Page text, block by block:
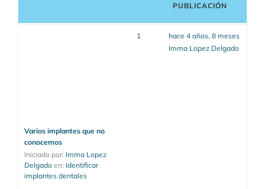
PUBLICACIÓN
Varios implantes que no
conocemos
Iniciado por: Imma Lopez
Delgado en: Identificar
implantes dentales
1
hace 4 años, 8 meses
Imma Lopez Delgado